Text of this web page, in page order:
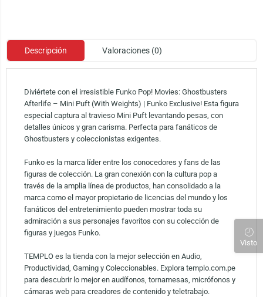
Descripción Valoraciones (0)
Diviértete con el irresistible Funko Pop! Movies: Ghostbusters
Afterlife – Mini Puft (With Weights) | Funko Exclusive! Esta figura
especial captura al travieso Mini Puft levantando pesas, con
detalles únicos y gran carisma. Perfecta para fanáticos de
Ghostbusters y coleccionistas exigentes.
Funko es la marca líder entre los conocedores y fans de las
figuras de colección. La gran conexión con la cultura pop a
través de la amplia línea de productos, han consolidado a la
marca como el mayor propietario de licencias del mundo y los
fanáticos del entretenimiento pueden mostrar toda su
admiración a sus personajes favoritos con su colección de
figuras y juegos Funko.
TEMPLO es la tienda con la mejor selección en Audio,
Productividad, Gaming y Coleccionables. Explora templo.com.pe
para descubrir lo mejor en audífonos, tornamesas, micrófonos y
cámaras web para creadores de contenido y teletrabajo.
Visto